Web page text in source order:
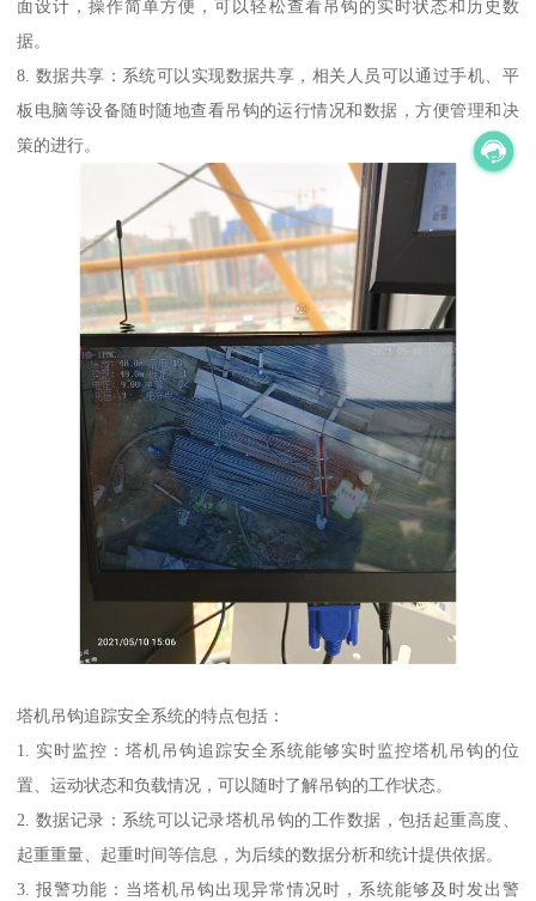
面设计，操作简单方便，可以轻松查看吊钩的实时状态和历史数
据。
8. 数据共享：系统可以实现数据共享，相关人员可以通过手机、平
板电脑等设备随时随地查看吊钩的运行情况和数据，方便管理和决
策的进行。
塔机吊钩追踪安全系统的特点包括：
1. 实时监控：塔机吊钩追踪安全系统能够实时监控塔机吊钩的位
置、运动状态和负载情况，可以随时了解吊钩的工作状态。
2. 数据记录：系统可以记录塔机吊钩的工作数据，包括起重高度、
起重重量、起重时间等信息，为后续的数据分析和统计提供依据。
3. 报警功能：当塔机吊钩出现异常情况时，系统能够及时发出警